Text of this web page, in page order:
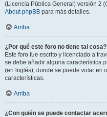
(Licencia Pública General) versión 2
About phpBB para más detalles.
Arriba
¿Por qué este foro no tiene tal cosa?
Este foro fue escrito y licenciado a
se debe añadir alguna característica
(en Inglés), donde se puede votar en
características.
Arriba
¿Con quién se puede contactar